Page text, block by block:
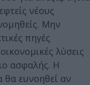
νέους
Μην
πηγές
λύσεις
ασφαλής. Η
θα ευνοηθεί αν